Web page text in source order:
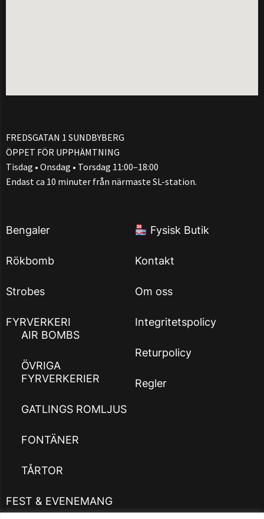
FREDSGATAN 1 SUNDBYBERG
ÖPPET FÖR UPPHÄMTNING
Tisdag • Onsdag • Torsdag 11:00–18:00
Endast ca 10 minuter från närmaste SL-station.
Bengaler
Rökbomb
Strobes
FYRVERKERI
AIR BOMBS
ÖVRIGA
FYRVERKERIER
GATLINGS ROMLJUS
FONTÄNER
TÅRTOR
FEST & EVENEMANG
Fysisk Butik
Kontakt
Om oss
Integritetspolicy
Returpolicy
Regler